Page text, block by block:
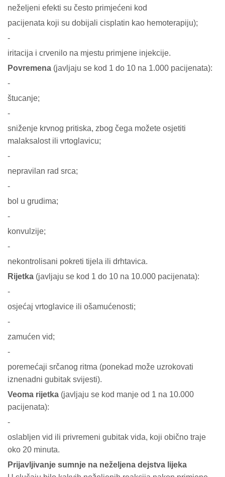
neželjeni efekti su često primjećeni kod
pacijenata koji su dobijali cisplatin kao hemoterapiju);
-
iritacija i crvenilo na mjestu primjene injekcije.
Povremena (javljaju se kod 1 do 10 na 1.000 pacijenata):
-
štucanje;
-
sniženje krvnog pritiska, zbog čega možete osjetiti
malaksalost ili vrtoglavicu;
-
nepravilan rad srca;
-
bol u grudima;
-
konvulzije;
-
nekontrolisani pokreti tijela ili drhtavica.
Rijetka (javljaju se kod 1 do 10 na 10.000 pacijenata):
-
osjećaj vrtoglavice ili ošamućenosti;
-
zamućen vid;
-
poremećaji srčanog ritma (ponekad može uzrokovati
iznenadni gubitak svijesti).
Veoma rijetka (javljaju se kod manje od 1 na 10.000
pacijenata):
-
oslabljen vid ili privremeni gubitak vida, koji obično traje
oko 20 minuta.
Prijavljivanje sumnje na neželjena dejstva lijeka